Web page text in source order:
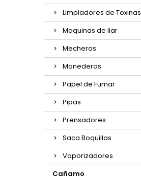
Limpiadores de Toxinas
Maquinas de liar
Mecheros
Monederos
Papel de Fumar
Pipas
Prensadores
Saca Boquillas
Vaporizadores
Cañamo